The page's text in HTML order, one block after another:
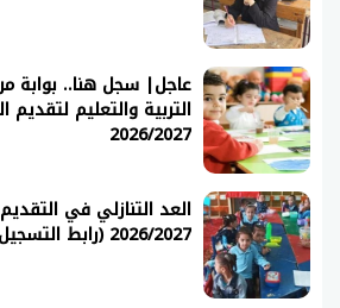
عاجل| سجل هنا.. بوابة
التربية والتعليم لتقديم
2026/2027
العد التنازلي في
2026/2027 (رابط التسجيل)